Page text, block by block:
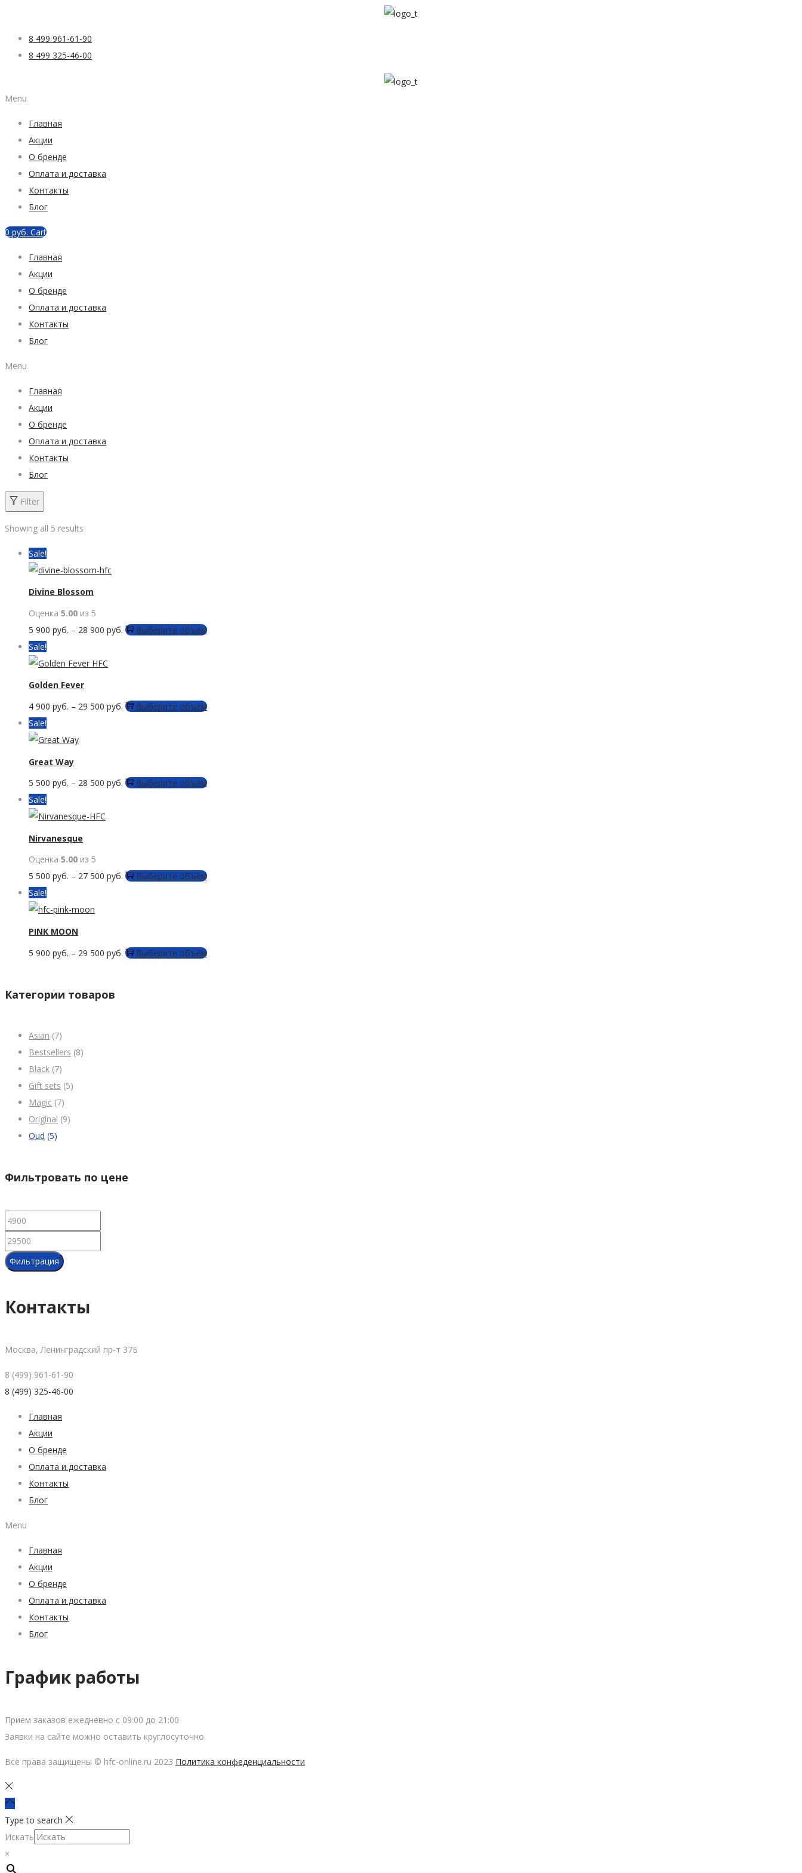
8 499 961-61-90
8 499 325-46-00
Menu
Главная
Акции
О бренде
Оплата и доставка
Контакты
Блог
0 руб. Cart
Главная
Акции
О бренде
Оплата и доставка
Контакты
Блог
Menu
Главная
Акции
О бренде
Оплата и доставка
Контакты
Блог
Filter
Showing all 5 results
Sale!
Divine Blossom
Оценка 5.00 из 5
5 900 руб. – 28 900 руб. Выберите объёмЭтот
Опции
странице
Sale!
Golden Fever
4 900 руб. – 29 500 руб. Выберите объёмЭтот
Опции
товара.
Sale!
Great Way
5 500 руб. – 28 500 руб. Выберите объёмЭтот
можно
товара.
Sale!
Nirvanesque
Оценка 5.00 из 5
5 500 руб. – 27 500 руб. Выберите объёмЭтот
Опции
Sale!
PINK MOON
5 900 руб. – 29 500 руб. Выберите объёмЭтот
Категории товаров
Asian (7)
Bestsellers (8)
Black (7)
Gift sets (5)
Magic (7)
Original (9)
Oud (5)
Фильтровать по цене
Минимальная
цена
цена
Фильтрация
Контакты
Москва, Ленинградский пр-т 37Б
8 (499) 961-61-90
8 (499) 325-46-00
Главная
Акции
О бренде
Оплата и доставка
Контакты
Блог
Menu
Главная
Акции
О бренде
Оплата и доставка
Контакты
Блог
График работы
Прием заказов ежедневно с 09:00 до 21:00
Заявки на сайте можно оставить круглосуточно.
Все права защищены © hfc-online.ru 2023 Политика конфеденциальности
Type to search
Искать
×